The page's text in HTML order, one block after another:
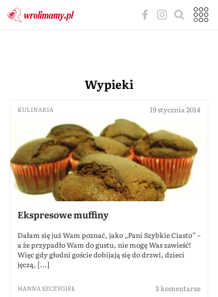
Wypieki
KULINARIA 19 stycznia 2014
Ekspresowe muffiny
Dałam się już Wam poznać, jako „Pani Szybkie Ciasto” –
a że przypadło Wam do gustu, nie mogę Was zawieść!
Więc gdy głodni goście dobijają się do drzwi, dzieci
jęczą, [...]
HANNA SZCZYGIEŁ 3 komentarze